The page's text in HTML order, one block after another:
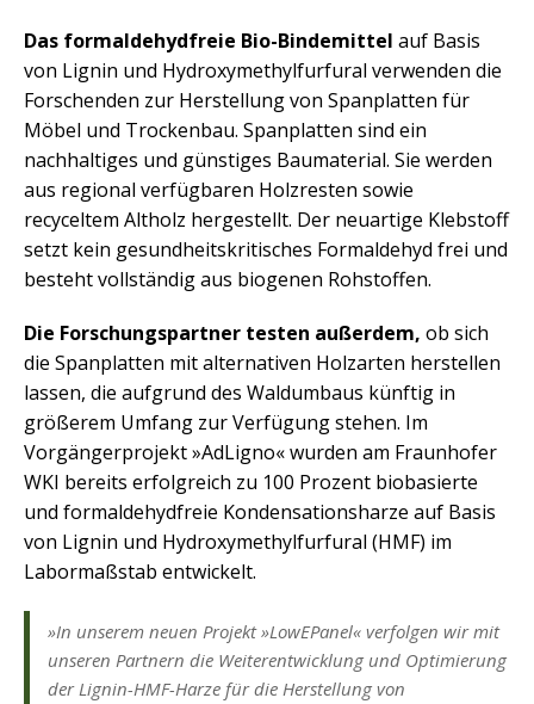
Das formaldehydfreie Bio-Bindemittel auf Basis
von Lignin und Hydroxymethylfurfural verwenden die
Forschenden zur Herstellung von Spanplatten für
Möbel und Trockenbau. Spanplatten sind ein
nachhaltiges und günstiges Baumaterial. Sie werden
aus regional verfügbaren Holzresten sowie
recyceltem Altholz hergestellt. Der neuartige Klebstoff
setzt kein gesundheitskritisches Formaldehyd frei und
besteht vollständig aus biogenen Rohstoffen.
Die Forschungspartner testen außerdem, ob sich
die Spanplatten mit alternativen Holzarten herstellen
lassen, die aufgrund des Waldumbaus künftig in
größerem Umfang zur Verfügung stehen. Im
Vorgängerprojekt »AdLigno« wurden am Fraunhofer
WKI bereits erfolgreich zu 100 Prozent biobasierte
und formaldehydfreie Kondensationsharze auf Basis
von Lignin und Hydroxymethylfurfural (HMF) im
Labormaßstab entwickelt.
»In unserem neuen Projekt »LowEPanel« verfolgen wir mit
unseren Partnern die Weiterentwicklung und Optimierung
der Lignin-HMF-Harze für die Herstellung von